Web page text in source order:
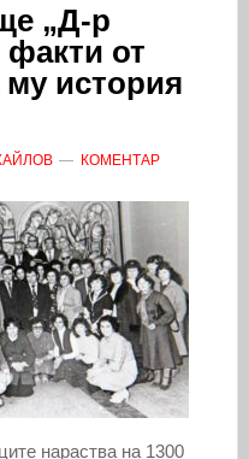
„Д-р
от
история
КОМЕНТАР
нараства на 1300